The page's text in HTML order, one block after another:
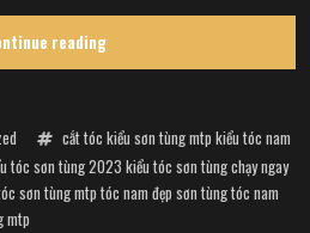
reading
cắt tóc kiểu sơn tùng mtp kiểu tóc nam
tóc sơn tùng 2023kiểu tóc sơn tùng chạy ngay
sơn tùng mtp tóc nam đẹp sơn tùngtóc nam
mtp